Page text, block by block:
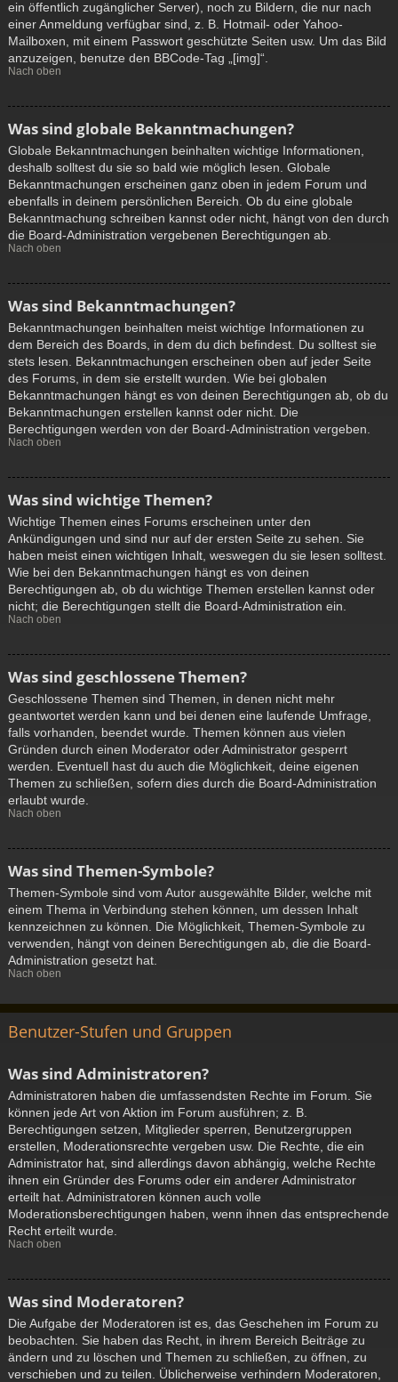
ein öffentlich zugänglicher Server), noch zu Bildern, die nur nach
einer Anmeldung verfügbar sind, z. B. Hotmail- oder Yahoo-
Mailboxen, mit einem Passwort geschützte Seiten usw. Um das Bild
anzuzeigen, benutze den BBCode-Tag „[img]“.
Nach oben
Was sind globale Bekanntmachungen?
Globale Bekanntmachungen beinhalten wichtige Informationen,
deshalb solltest du sie so bald wie möglich lesen. Globale
Bekanntmachungen erscheinen ganz oben in jedem Forum und
ebenfalls in deinem persönlichen Bereich. Ob du eine globale
Bekanntmachung schreiben kannst oder nicht, hängt von den durch
die Board-Administration vergebenen Berechtigungen ab.
Nach oben
Was sind Bekanntmachungen?
Bekanntmachungen beinhalten meist wichtige Informationen zu
dem Bereich des Boards, in dem du dich befindest. Du solltest sie
stets lesen. Bekanntmachungen erscheinen oben auf jeder Seite
des Forums, in dem sie erstellt wurden. Wie bei globalen
Bekanntmachungen hängt es von deinen Berechtigungen ab, ob du
Bekanntmachungen erstellen kannst oder nicht. Die
Berechtigungen werden von der Board-Administration vergeben.
Nach oben
Was sind wichtige Themen?
Wichtige Themen eines Forums erscheinen unter den
Ankündigungen und sind nur auf der ersten Seite zu sehen. Sie
haben meist einen wichtigen Inhalt, weswegen du sie lesen solltest.
Wie bei den Bekanntmachungen hängt es von deinen
Berechtigungen ab, ob du wichtige Themen erstellen kannst oder
nicht; die Berechtigungen stellt die Board-Administration ein.
Nach oben
Was sind geschlossene Themen?
Geschlossene Themen sind Themen, in denen nicht mehr
geantwortet werden kann und bei denen eine laufende Umfrage,
falls vorhanden, beendet wurde. Themen können aus vielen
Gründen durch einen Moderator oder Administrator gesperrt
werden. Eventuell hast du auch die Möglichkeit, deine eigenen
Themen zu schließen, sofern dies durch die Board-Administration
erlaubt wurde.
Nach oben
Was sind Themen-Symbole?
Themen-Symbole sind vom Autor ausgewählte Bilder, welche mit
einem Thema in Verbindung stehen können, um dessen Inhalt
kennzeichnen zu können. Die Möglichkeit, Themen-Symbole zu
verwenden, hängt von deinen Berechtigungen ab, die die Board-
Administration gesetzt hat.
Nach oben
Benutzer-Stufen und Gruppen
Was sind Administratoren?
Administratoren haben die umfassendsten Rechte im Forum. Sie
können jede Art von Aktion im Forum ausführen; z. B.
Berechtigungen setzen, Mitglieder sperren, Benutzergruppen
erstellen, Moderationsrechte vergeben usw. Die Rechte, die ein
Administrator hat, sind allerdings davon abhängig, welche Rechte
ihnen ein Gründer des Forums oder ein anderer Administrator
erteilt hat. Administratoren können auch volle
Moderationsberechtigungen haben, wenn ihnen das entsprechende
Recht erteilt wurde.
Nach oben
Was sind Moderatoren?
Die Aufgabe der Moderatoren ist es, das Geschehen im Forum zu
beobachten. Sie haben das Recht, in ihrem Bereich Beiträge zu
ändern und zu löschen und Themen zu schließen, zu öffnen, zu
verschieben und zu teilen. Üblicherweise verhindern Moderatoren,